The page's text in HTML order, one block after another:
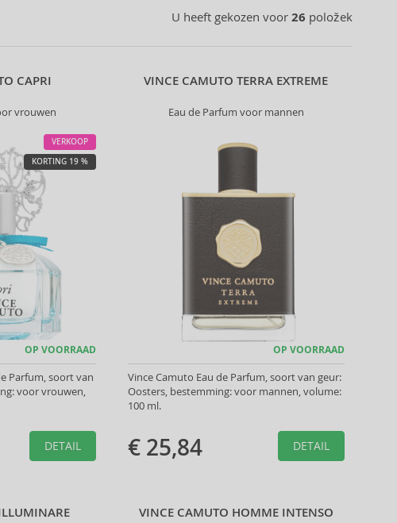
U heeft gekozen voor 26 položek
CAPRI
vrouwen
VERKOOP
KORTING 19 %
OP VOORRAAD
Parfum, soort van
voor vrouwen,
DETAIL
VINCE CAMUTO TERRA EXTREME
Eau de Parfum voor mannen
OP VOORRAAD
Vince Camuto Eau de Parfum, soort van geur:
Oosters, bestemming: voor mannen, volume:
100 ml.
€ 25,84 DETAIL
VINCE CAMUTO HOMME INTENSO